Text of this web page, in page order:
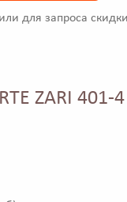
для запроса скидки
ZARI 401-4